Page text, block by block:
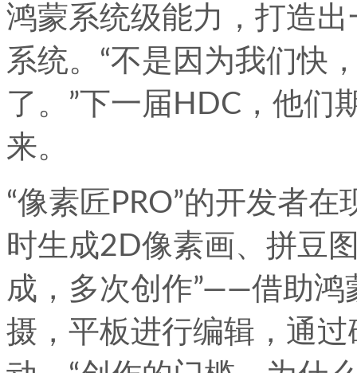
鸿蒙系统级能力，打造
系统。“不是因为我们快
了。”下一届HDC，他们
来。
“像素匠PRO”的开发者
时生成2D像素画、拼豆
成，多次创作”——借助鸿
摄，平板进行编辑，通